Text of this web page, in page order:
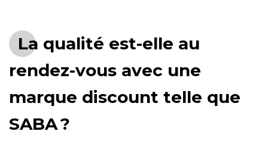
La qualité est-elle au
rendez-vous avec une
marque discount telle que
SABA ?